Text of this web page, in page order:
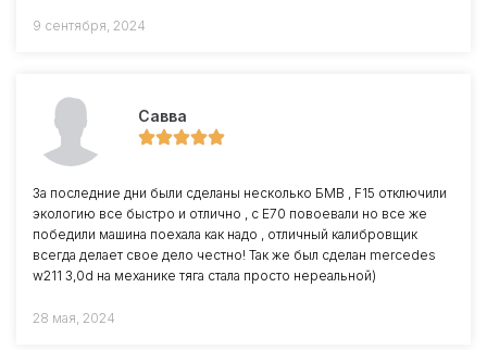
9 сентября, 2024
Савва
За последние дни были сделаны несколько БМВ , F15 отключили
экологию все быстро и отлично , с Е70 повоевали но все же
победили машина поехала как надо , отличный калибровщик
всегда делает свое дело честно! Так же был сделан mercedes
w211 3,0d на механике тяга стала просто нереальной)
28 мая, 2024